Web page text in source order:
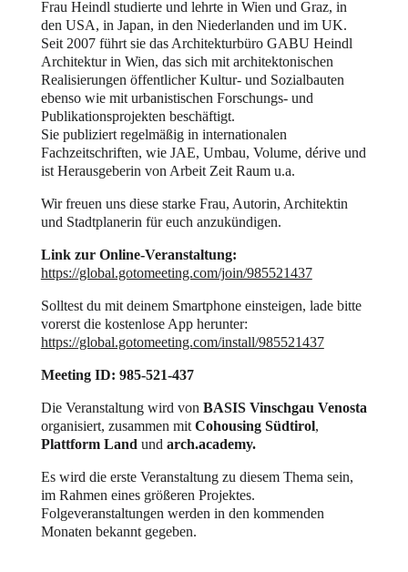
Frau Heindl studierte und lehrte in Wien und Graz, in
den USA, in Japan, in den Niederlanden und im UK.
Seit 2007 führt sie das Architekturbüro GABU Heindl
Architektur in Wien, das sich mit architektonischen
Realisierungen öffentlicher Kultur- und Sozialbauten
ebenso wie mit urbanistischen Forschungs- und
Publikationsprojekten beschäftigt.
Sie publiziert regelmäßig in internationalen
Fachzeitschriften, wie JAE, Umbau, Volume, dérive und
ist Herausgeberin von Arbeit Zeit Raum u.a.
Wir freuen uns diese starke Frau, Autorin, Architektin
und Stadtplanerin für euch anzukündigen.
Link zur Online-Veranstaltung:
https://global.gotomeeting.com/join/985521437
Solltest du mit deinem Smartphone einsteigen, lade bitte
vorerst die kostenlose App herunter:
https://global.gotomeeting.com/install/985521437
Meeting ID: 985-521-437
Die Veranstaltung wird von BASIS Vinschgau Venosta
organisiert, zusammen mit Cohousing Südtirol,
Plattform Land und arch.academy.
Es wird die erste Veranstaltung zu diesem Thema sein,
im Rahmen eines größeren Projektes.
Folgeveranstaltungen werden in den kommenden
Monaten bekannt gegeben.